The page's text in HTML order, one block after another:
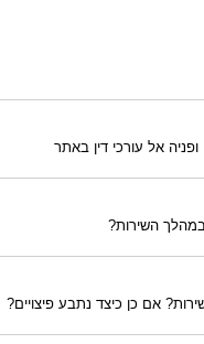
אל עורכי דין באתר
השירות?
אם כן כיצד נתבע פיצויים?